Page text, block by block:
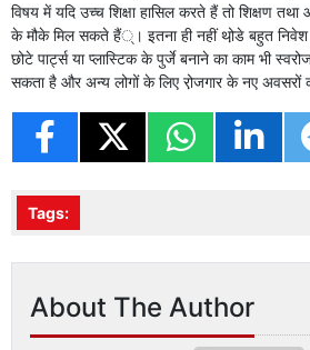
विषय में यदि उच्च शिक्षा हासिल करते हैं तो शिक्षण
के मौके मिल सकते हैं्। इतना ही नहीं थो़डे बहुत निवेश
छोटे पार्ट्स या प्लास्टिक के पुर्जे बनाने का काम भी
सकता है और अन्य लोगों के लिए रो़जगार के नए
Tags:
About The Author